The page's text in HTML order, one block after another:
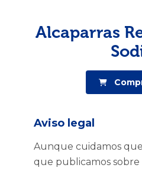
Alcaparras
Aviso legal
Aunque cuidamos
que publicamos sobre